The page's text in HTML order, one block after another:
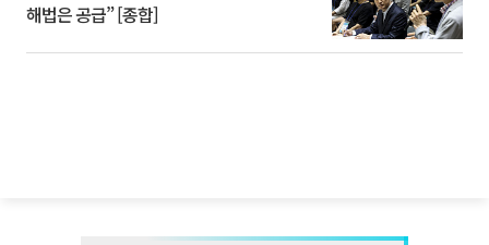
해법은 공급” [종합]